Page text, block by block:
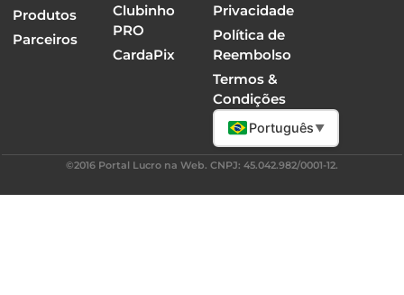
Produtos
Parceiros
Clubinho
PRO
CardaPix
Privacidade
Política de
Reembolso
Termos &
Condições
Português ▼
©2016 Portal Lucro na Web. CNPJ: 45.042.982/0001-12.